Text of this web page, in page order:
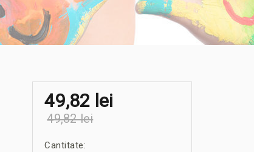
49,82 lei
49,82 lei
Cantitate: